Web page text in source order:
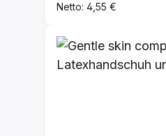
Netto: 4,55 €